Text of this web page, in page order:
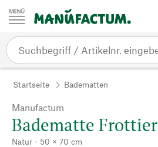
Zum Inhalt springen
Startseite Badematten
Manufactum
Badematte Frottier
Natur - 50 × 70 cm